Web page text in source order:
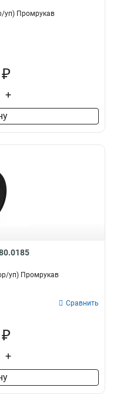
уп) Промрукав
+
уп) Промрукав
Сравнить
+